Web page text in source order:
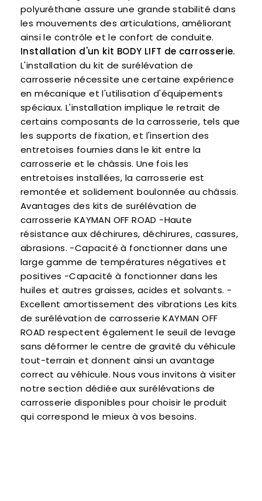
polyuréthane assure une grande stabilité dans
les mouvements des articulations, améliorant
ainsi le contrôle et le confort de conduite.
Installation d'un kit BODY LIFT de carrosserie.
L'installation du kit de surélévation de
carrosserie nécessite une certaine expérience
en mécanique et l'utilisation d'équipements
spéciaux. L'installation implique le retrait de
certains composants de la carrosserie, tels que
les supports de fixation, et l'insertion des
entretoises fournies dans le kit entre la
carrosserie et le châssis. Une fois les
entretoises installées, la carrosserie est
remontée et solidement boulonnée au châssis.
Avantages des kits de surélévation de
carrosserie KAYMAN OFF ROAD -Haute
résistance aux déchirures, déchirures, cassures,
abrasions. -Capacité à fonctionner dans une
large gamme de températures négatives et
positives -Capacité à fonctionner dans les
huiles et autres graisses, acides et solvants. -
Excellent amortissement des vibrations Les kits
de surélévation de carrosserie KAYMAN OFF
ROAD respectent également le seuil de levage
sans déformer le centre de gravité du véhicule
tout-terrain et donnent ainsi un avantage
correct au véhicule. Nous vous invitons à visiter
notre section dédiée aux surélévations de
carrosserie disponibles pour choisir le produit
qui correspond le mieux à vos besoins.